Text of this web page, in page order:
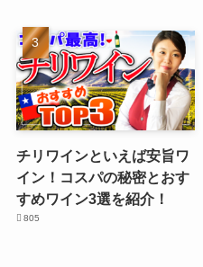
チリワインといえば安旨ワ
イン！コスパの秘密とおす
すめワイン3選を紹介！
805